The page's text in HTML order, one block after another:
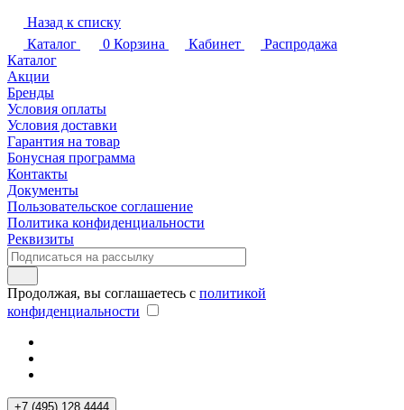
Назад к списку
Каталог
0 Корзина Кабинет
Распродажа
Каталог
Акции
Бренды
Условия оплаты
Условия доставки
Гарантия на товар
Бонусная программа
Контакты
Документы
Пользовательское соглашение
Политика конфиденциальности
Реквизиты
Продолжая, вы соглашаетесь с политикой
конфиденциальности
+7 (495) 128 4444